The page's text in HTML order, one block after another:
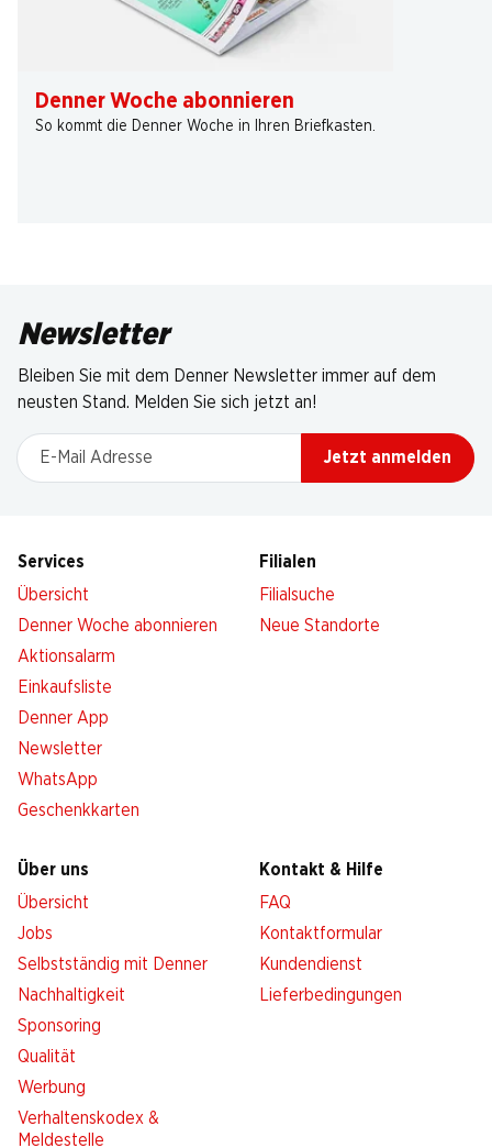
Denner Woche abonnieren
So kommt die Denner Woche in Ihren Briefkasten.
Newsletter
Bleiben Sie mit dem Denner Newsletter immer auf dem
neusten Stand. Melden Sie sich jetzt an!
E-Mail Adresse
Jetzt anmelden
Services
Übersicht
Denner Woche abonnieren
Aktionsalarm
Einkaufsliste
Denner App
Newsletter
WhatsApp
Geschenkkarten
Filialen
Filialsuche
Neue Standorte
Über uns
Übersicht
Jobs
Selbstständig mit Denner
Nachhaltigkeit
Sponsoring
Qualität
Werbung
Verhaltenskodex &
Meldestelle
Kontakt & Hilfe
FAQ
Kontaktformular
Kundendienst
Lieferbedingungen